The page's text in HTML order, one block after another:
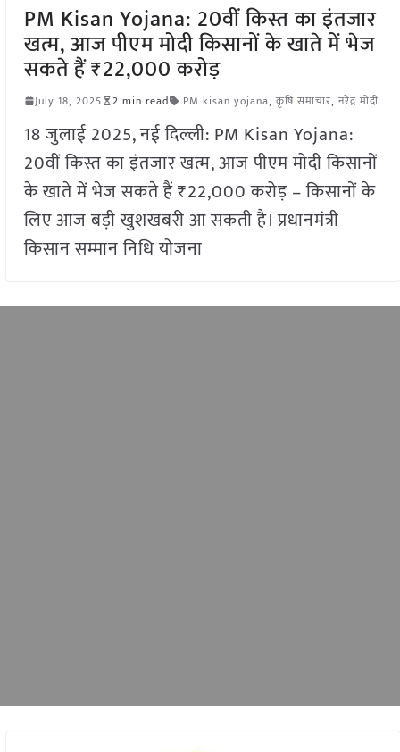
PM Kisan Yojana: 20वीं किस्त का इंतजार
खत्म, आज पीएम मोदी किसानों के खाते में भेज
सकते हैं ₹22,000 करोड़
July 18, 2025 2 min read PM kisan yojana, कृषि समाचार, नरेंद्र मोदी
18 जुलाई 2025, नई दिल्ली: PM Kisan Yojana:
20वीं किस्त का इंतजार खत्म, आज पीएम मोदी किसानों
के खाते में भेज सकते हैं ₹22,000 करोड़ – किसानों के
लिए आज बड़ी खुशखबरी आ सकती है। प्रधानमंत्री
किसान सम्मान निधि योजना